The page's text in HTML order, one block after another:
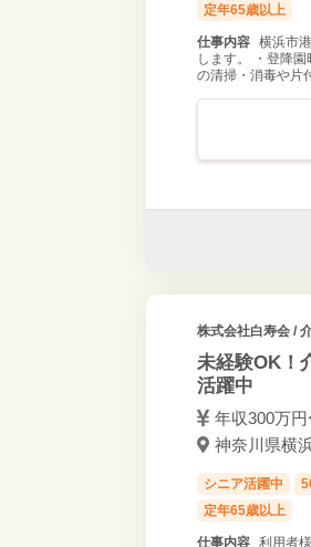
定年65歳以上
仕事内容
横浜市
します。 ・登降
の清掃・消毒や片
株式会社白寿会/
未経験OK！
活躍中
年収300万円
神奈川県横
シニア活躍中
定年65歳以上
仕事内容
利用者